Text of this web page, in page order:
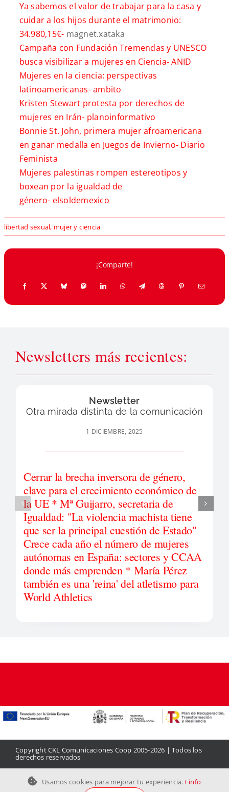
Ya sabemos el valor de trabajar para la casa y
cuidar a los hijos durante el matrimonio:
34.980,15€- magnet.xataka
Campaña con Fundación Tremendas y UNESCO
busca visibilizar a mujeres en Ciencia-ANID
Mujeres en la ciencia: perspectivas
latinoamericanas-ambito
Kristen Stewart protesta por derechos de
mujeres en Irán- planoinformativo
Bonnie St. John, primera mujer afroamericana
en ganar medalla en Juegos de Invierno- Diario
Feminista
Mujeres palestinas rompen estereotipos y
boxean por la igualdad de
género- elsoldemexico
libertad sexual, mujer y ciencia
¡Comparte!
Newsletters más recientes:
Newsletter
Otra mirada distinta de la comunicación
1 DICIEMBRE, 2025
Cerrar la brecha inversora de género,
clave para el crecimiento económico de
la UE * Mª Guijarro, secretaria de
Igualdad: "La violencia machista tiene
que ser la principal cuestión de Estado"
Crece cada año el número de mujeres
autónomas en España: sectores y CCAA
donde más emprenden * María Pérez
también es una 'reina' del atletismo para
World Athletics
CopyrightCKL Comunicaciones Coop 2005-2026 | Todos los
derechos reservados
Aviso legal|Política de privacidad|Política de cookies|
ContactoUsamos cookies para mejorar tu experiencia.+ info